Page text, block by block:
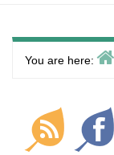
You are here:
Primary
Sidebar